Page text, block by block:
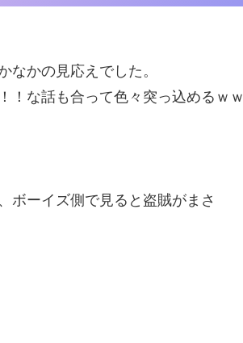
なかの見応えでした。
！な話も合って色々突っ込めるｗｗ
ボーイズ側で見ると盗賊がまさ